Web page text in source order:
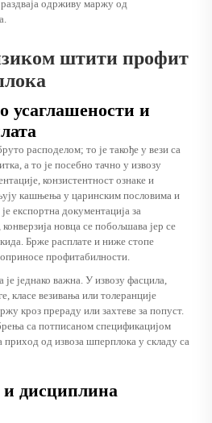
одрживу маржу од
штити профит
усаглашености и
расподелом; то је такође у вези са
а то је посебно тачно у извозу
конзистентност ознаке и
кашњења у царинским пословима и
експортна документација за
новца се побољшава јер се
Брже расплате и ниже стопе
профитабилности.
је једнако важна. У извозу фасцила,
класе везивања или толеранције
кроз прераду или захтеве за попуст.
са потписаном спецификацијом
приход од извоза шперплока у складу са
и дисциплина